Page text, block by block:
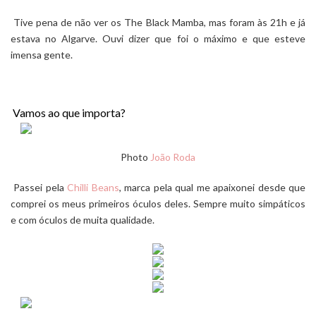
Tive pena de não ver os The Black Mamba, mas foram às 21h e já
estava no Algarve. Ouvi dizer que foi o máximo e que esteve
imensa gente.
Vamos ao que importa?
Photo João Roda
Passei pela Chilli Beans, marca pela qual me apaixonei desde que
comprei os meus primeiros óculos deles. Sempre muito simpáticos
e com óculos de muita qualidade.